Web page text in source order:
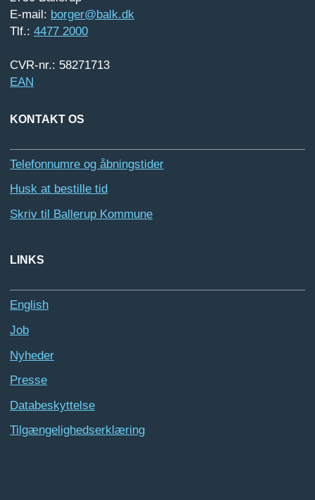
E-mail: borger@balk.dk
Tlf.: 4477 2000
CVR-nr.: 58271713
EAN
KONTAKT OS
Telefonnumre og åbningstider
Husk at bestille tid
Skriv til Ballerup Kommune
LINKS
English
Job
Nyheder
Presse
Databeskyttelse
Tilgængelighedserklæring